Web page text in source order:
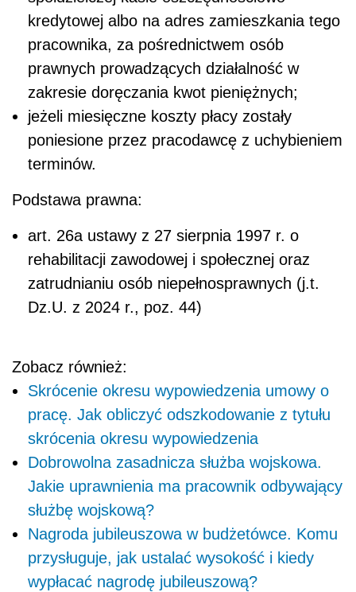
kredytowej albo na adres zamieszkania tego
pracownika, za pośrednictwem osób
prawnych prowadzących działalność w
zakresie doręczania kwot pieniężnych;
jeżeli miesięczne koszty płacy zostały
poniesione przez pracodawcę z uchybieniem
terminów.
Podstawa prawna:
art. 26a ustawy z 27 sierpnia 1997 r. o
rehabilitacji zawodowej i społecznej oraz
zatrudnianiu osób niepełnosprawnych (j.t.
Dz.U. z 2024 r., poz. 44)
Zobacz również:
Skrócenie okresu wypowiedzenia umowy o
pracę. Jak obliczyć odszkodowanie z tytułu
skrócenia okresu wypowiedzenia
Dobrowolna zasadnicza służba wojskowa.
Jakie uprawnienia ma pracownik odbywający
służbę wojskową?
Nagroda jubileuszowa w budżetówce. Komu
przysługuje, jak ustalać wysokość i kiedy
wypłacać nagrodę jubileuszową?